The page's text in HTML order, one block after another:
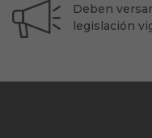
Deben
legislación